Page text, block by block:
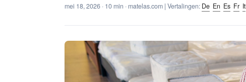
mei 18, 2026 · 10 min · matelas.com | Vertalingen: De En Es Fr It